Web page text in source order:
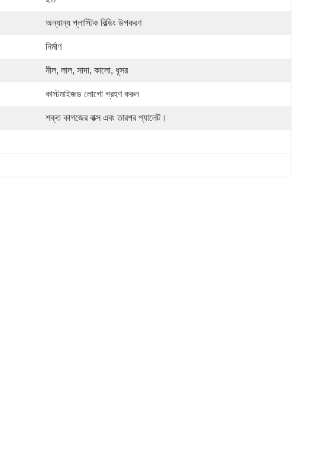
অন্যান্য প্লাস্টিক বিল্ডিং উপকরণ
নির্মাণ
নীল, লাল, সাদা, কালো, ধূসর
কাস্টমাইজড লোগো গ্রহণ করুন
শক্ত কাগজের বাক্স এবং তারপর প্যালেট।